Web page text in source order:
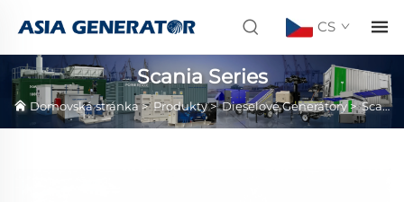
CS
Scania Series
Domovská stránka>Produkty>Dieselové Generátory >Scania Series